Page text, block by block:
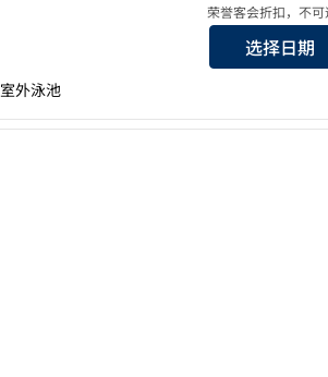
Downtown South - Medical Center的详情
荣誉客会折扣，不可
选择日期
室外泳池
1